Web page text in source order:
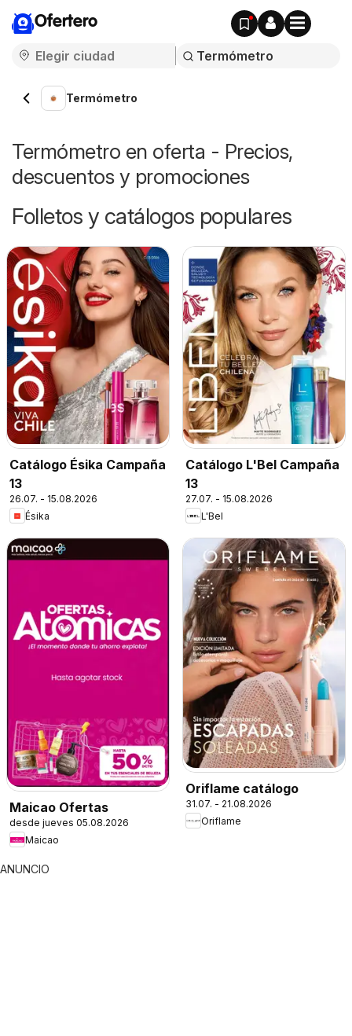
Ofertero
Termómetro
Termómetro en oferta - Precios,
descuentos y promociones
Folletos y catálogos populares
Catálogo Ésika Campaña
13
26.07. - 15.08.2026
Ésika
Catálogo L'Bel Campaña
13
27.07. - 15.08.2026
L'Bel
Maicao Ofertas
desde jueves 05.08.2026
Maicao
Oriflame catálogo
31.07. - 21.08.2026
Oriflame
ANUNCIO